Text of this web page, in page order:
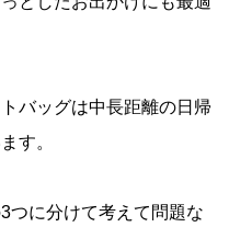
バッグは中長距離の日帰
す。
つに分けて考えて問題な